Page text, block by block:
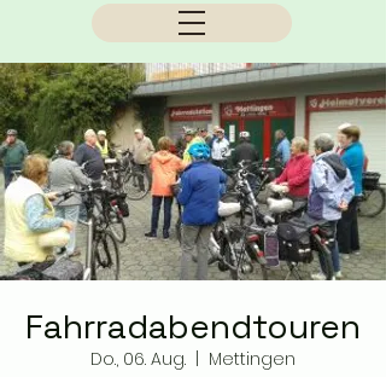
Fahrradabendtouren
Do., 06. Aug.
Mettingen